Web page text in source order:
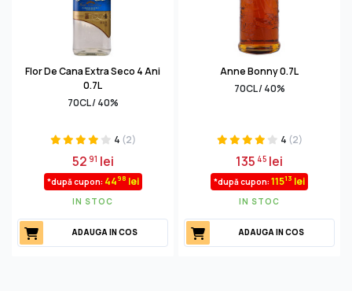
Flor De Cana Extra Seco 4 Ani
0.7L
70CL / 40%
4 (2)
5291 lei
*după cupon: 4498 lei
IN STOC
ADAUGA IN COS
Anne Bonny 0.7L
70CL / 40%
4 (2)
135 45 lei
*după cupon: 11513 lei
IN STOC
ADAUGA IN COS